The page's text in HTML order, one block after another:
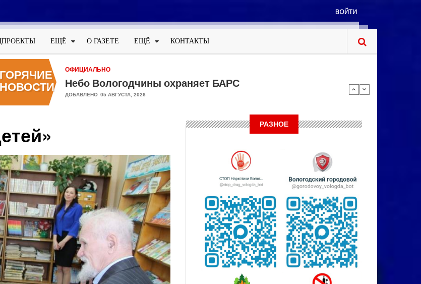
Меню
учётной
записи
пользователя
ВОЙТИ
ЕЩЁ О ГАЗЕТЕ ЕЩЁ КОНТАКТЫ
ГОРЯЧИЕ
НОВОСТИ
ОФИЦИАЛЬНО
Небо Вологодчины охраняет БАРС
ДОБАВЛЕНО 05 АВГУСТА, 2026
РАЗНОЕ